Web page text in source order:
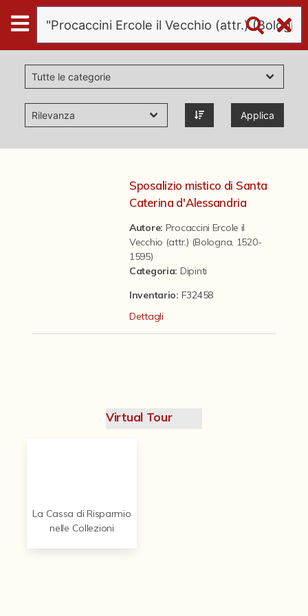
Digital
Humanities
Donazioni
Pubblicazioni
Il progetto Digital Humanities
Applica
Sposalizio mistico di Santa
Caterina d'Alessandria
Autore: Procaccini Ercole il
Vecchio (attr.) (Bologna, 1520-
1595)
Categoria: Dipinti
Inventario: F32458
Dettagli
Virtual Tour
La Cassa di Risparmio
nelle Collezioni